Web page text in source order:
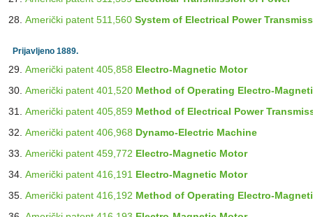
Američki patent 511,560 System of Electrical Power
Prijavljeno 1889.
Američki patent 405,858 Electro-Magnetic Motor
Američki patent 401,520 Method of Operating Electro-
Američki patent 405,859 Method of Electrical Power
Američki patent 406,968 Dynamo-Electric Machine
Američki patent 459,772 Electro-Magnetic Motor
Američki patent 416,191 Electro-Magnetic Motor
Američki patent 416,192 Method of Operating Electro-